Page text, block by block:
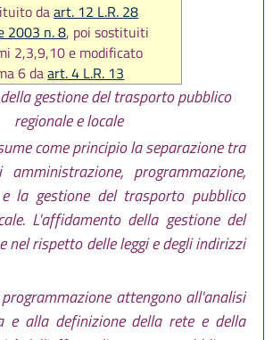
daart. 12 L.R. 28
2003 n. 8, poi sostituiti
2,3,9,10 e modificato
6 daart. 4 L.R. 13
2011 n. 20, ancora
comma 9 daart. 23 L.R.
2013 n. 9
, infine
comma 4 daart. 16
dicembre 2016, n. 25)
gestione del trasporto pubblico
regionale e locale
come principio la separazione tra
programmazione,
la gestione del trasporto pubblico
L'affidamento della gestione del
nel rispetto delle leggi e degli indirizzi
attengono all'analisi
e alla definizione della rete e della